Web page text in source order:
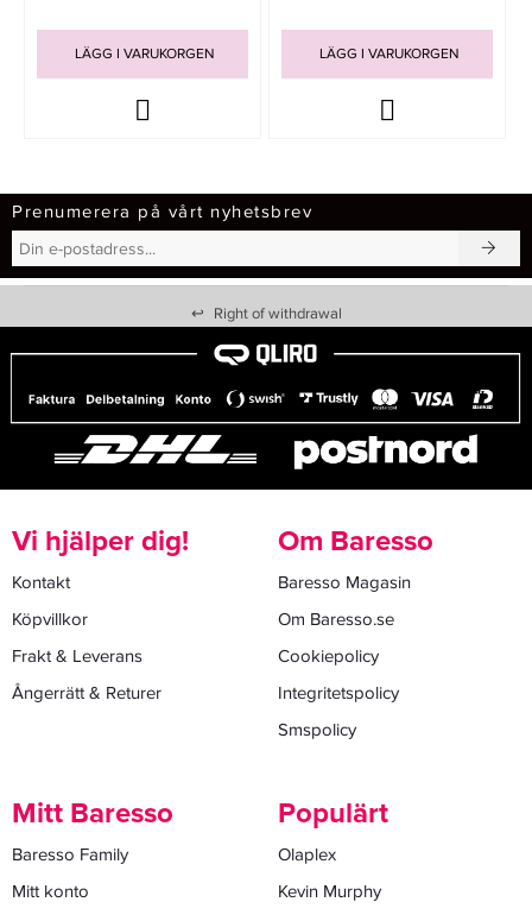
LÄGG I VARUKORGEN LÄGG I VARUKORGEN
Prenumerera på vårt nyhetsbrev
↩ Right of withdrawal
Vi hjälper dig!
Kontakt
Köpvillkor
Frakt & Leverans
Ångerrätt & Returer
Om Baresso
Baresso Magasin
Om Baresso.se
Cookiepolicy
Integritetspolicy
Smspolicy
Mitt Baresso
Baresso Family
Mitt konto
Populärt
Olaplex
Kevin Murphy